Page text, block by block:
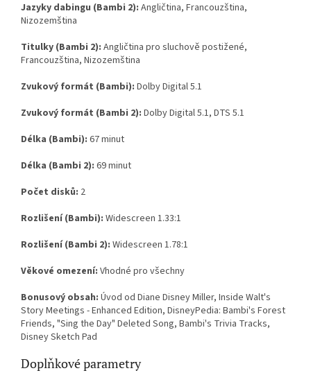
Jazyky dabingu (Bambi 2): Angličtina, Francouzština,
Nizozemština
Titulky (Bambi 2): Angličtina pro sluchově postižené,
Francouzština, Nizozemština
Zvukový formát (Bambi): Dolby Digital 5.1
Zvukový formát (Bambi 2): Dolby Digital 5.1, DTS 5.1
Délka (Bambi): 67 minut
Délka (Bambi 2): 69 minut
Počet disků: 2
Rozlišení (Bambi): Widescreen 1.33:1
Rozlišení (Bambi 2): Widescreen 1.78:1
Věkové omezení: Vhodné pro všechny
Bonusový obsah: Úvod od Diane Disney Miller, Inside Walt's
Story Meetings - Enhanced Edition, DisneyPedia: Bambi's Forest
Friends, "Sing the Day" Deleted Song, Bambi's Trivia Tracks,
Disney Sketch Pad
Doplňkové parametry